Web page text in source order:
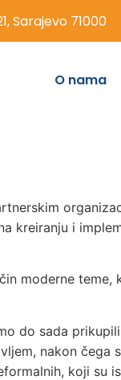
Sarajevo 71000
O nama
kreiranju i
moderne
do sada
nakon
, koji su